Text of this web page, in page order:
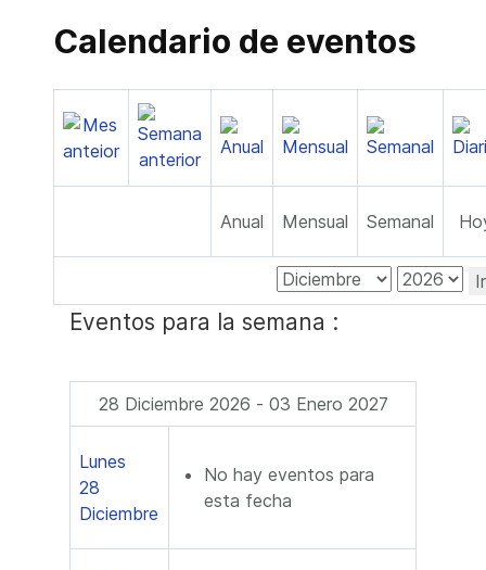
Calendario de eventos
Anual Mensual Semanal
Eventos para la semana :
28 Diciembre 2026 - 03 Enero 2027
Lunes
28
Diciembre
No hay eventos para
esta fecha